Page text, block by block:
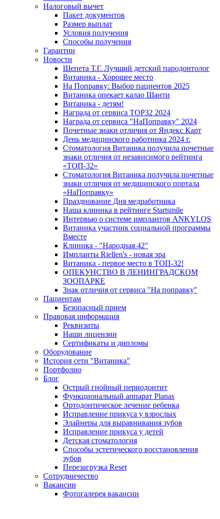
Налоговый вычет
Пакет документов
Размер выплат
Условия получения
Способы получения
Гарантии
Новости
Шепета Т.Г. Лучший детский пародонтолог
Витаника - Хорошее место
На Поправку: Выбор пациентов 2025
Витаника опекает калао Шанти
Витаника - детям!
Награда от сервиса TOP32 2024
Награда от сервиса "НаПоправку" 2024
Почетные знаки отличия от Яндекс Карт
День медицинского работника 2024 г.
Стоматология Витаника получила почетные
знаки отличия от независимого рейтинга
«ТОП-32»
Стоматология Витаника получила почетные
знаки отличия от медицинского портала
«НаПоправку»
Празднование Дня медработника
Наша клиника в рейтинге Startsmile
Интервью о системе имплантов ANKYLOS
Витаника участник социальной программы
Вместе
Клиника - "Народная 42"
Импланты Riellen's - новая эра
Витаника - первое место в ТОП-32!
ОПЕКУНСТВО В ЛЕНИНГРАДСКОМ
ЗООПАРКЕ
Знак отличия от сервиса "На поправку"
Пациентам
Безопасный прием
Правовая информация
Реквизиты
Наши лицензии
Сертификаты и дипломы
Оборудование
История сети "Витаника"
Портфолио
Блог
Острый гнойный периодонтит
Функциональный аппарат Planas
Ортодонтическое лечение ребенка
Исправление прикуса у взрослых
Элайнеры для выравнивания зубов
Исправление прикуса у детей
Детская стоматология
Способы эстетического восстановления
зубов
Перезагрузка Reset
Сотрудничество
Вакансии
Фотогалерея вакансии